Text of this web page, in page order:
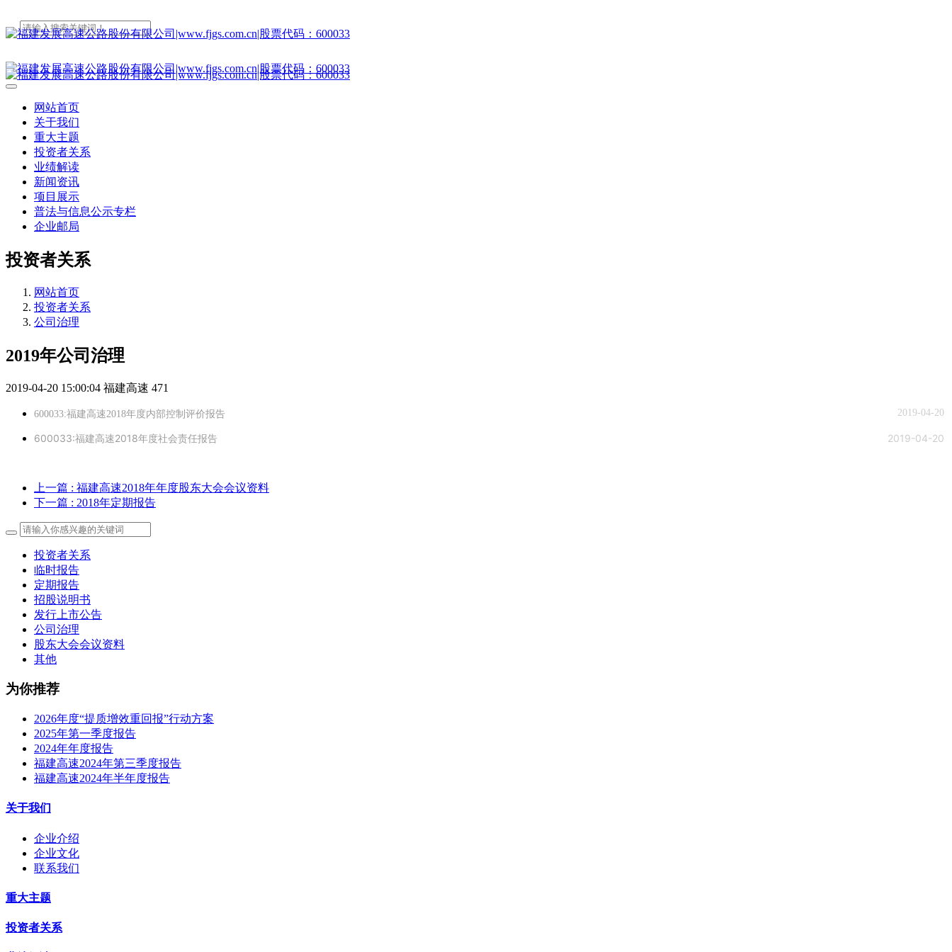
网站首页
关于我们
重大主题
投资者关系
业绩解读
新闻资讯
项目展示
普法与信息公示专栏
企业邮局
投资者关系
网站首页
投资者关系
公司治理
2019年公司治理
2019-04-20 15:00:04 福建高速 471
2019-04-20
600033:福建高速2018年度内部控制评价报告
2019-04-20
600033:福建高速2018年度社会责任报告
上一篇 : 福建高速2018年年度股东大会会议资料
下一篇 : 2018年定期报告
投资者关系
临时报告
定期报告
招股说明书
发行上市公告
公司治理
股东大会会议资料
其他
为你推荐
2026年度“提质增效重回报”行动方案
2025年第一季度报告
2024年年度报告
福建高速2024年第三季度报告
福建高速2024年半年度报告
关于我们
企业介绍
企业文化
联系我们
重大主题
投资者关系